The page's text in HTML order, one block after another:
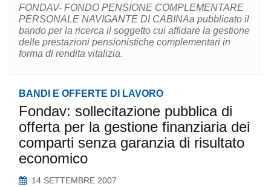
FONDAV- FONDO PENSIONE COMPLEMENTARE
PERSONALE NAVIGANTE DI CABINAa pubblicato il
bando per la ricerca il soggetto cui affidare la gestione
delle prestazioni pensionistiche complementari in
forma di rendita vitalizia.
BANDI E OFFERTE DI LAVORO
Fondav: sollecitazione pubblica di
offerta per la gestione finanziaria dei
comparti senza garanzia di risultato
economico
14 SETTEMBRE 2007